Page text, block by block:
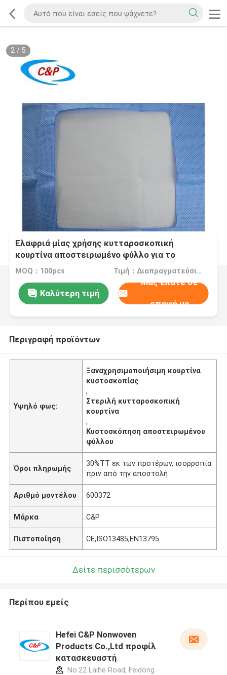
2/ 5
Ελαφριά μίας χρήσης κυτταροσκοπική
κουρτίνα αποστειρωμένο φύλλο για το
χειρουργείο του νοσοκομείου
MOQ：100pcs Τιμή：Διαπραγματεύσιμα
Καλύτερη τιμή
Μας ελάτε σε
επαφή με
Περιγραφή προϊόντων
Υψηλό φως:
Ξαναχρησιμοποιήσιμη κουρτίνα
κυστοσκοπίας
,
Στεριλή κυτταροσκοπική
κουρτίνα
,
Κυστοσκόπηση αποστειρωμένου
φύλλου
Όροι πληρωμής
30%TT εκ των προτέρων, ισορροπία
πριν από την αποστολή
Αριθμό μοντέλου 600372
Μάρκα C&P
Πιστοποίηση CE,ISO13485,EN13795
Δείτε περισσότερων
Περίπου εμείς
Hefei C&P Nonwoven
Products Co.,Ltd προφίλ
κατασκευαστή
No.22 Laihe Road, Feidong